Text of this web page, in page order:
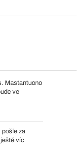
Mastantuono
ve
pošle za
ještě víc